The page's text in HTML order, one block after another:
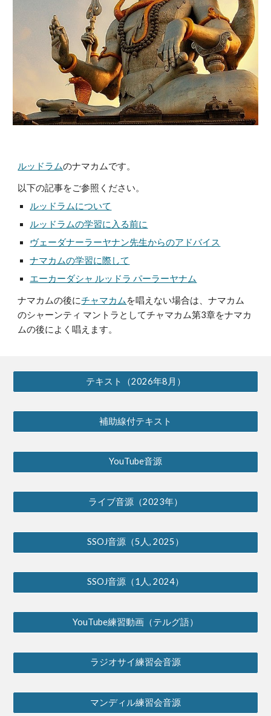
ルッドラムのナマカムです。
以下の記事をご参照ください。
ルッドラムについて
ルッドラムの学習に入る前に
ヴェーダナーラーヤナン先生からのアドバイス
ナマカムの学習に際して
エーカーダシャ ルッドラ パーラーヤナム
ナマカムの後にチャマカム を唱えない場合は、ナマカム
のシャーンティ マントラとしてチャマカム第3章をナマカ
ムの後によく唱えます。
テキスト（2026年8月）
補助線付テキスト
YouTube音源
ライブ音源（2023年）
SSOJ音源（5人, 2025）
SSOJ音源（1人, 2024）
YouTube練習動画（テルグ語）
ラジオサイ練習会音源
マンディル練習会音源